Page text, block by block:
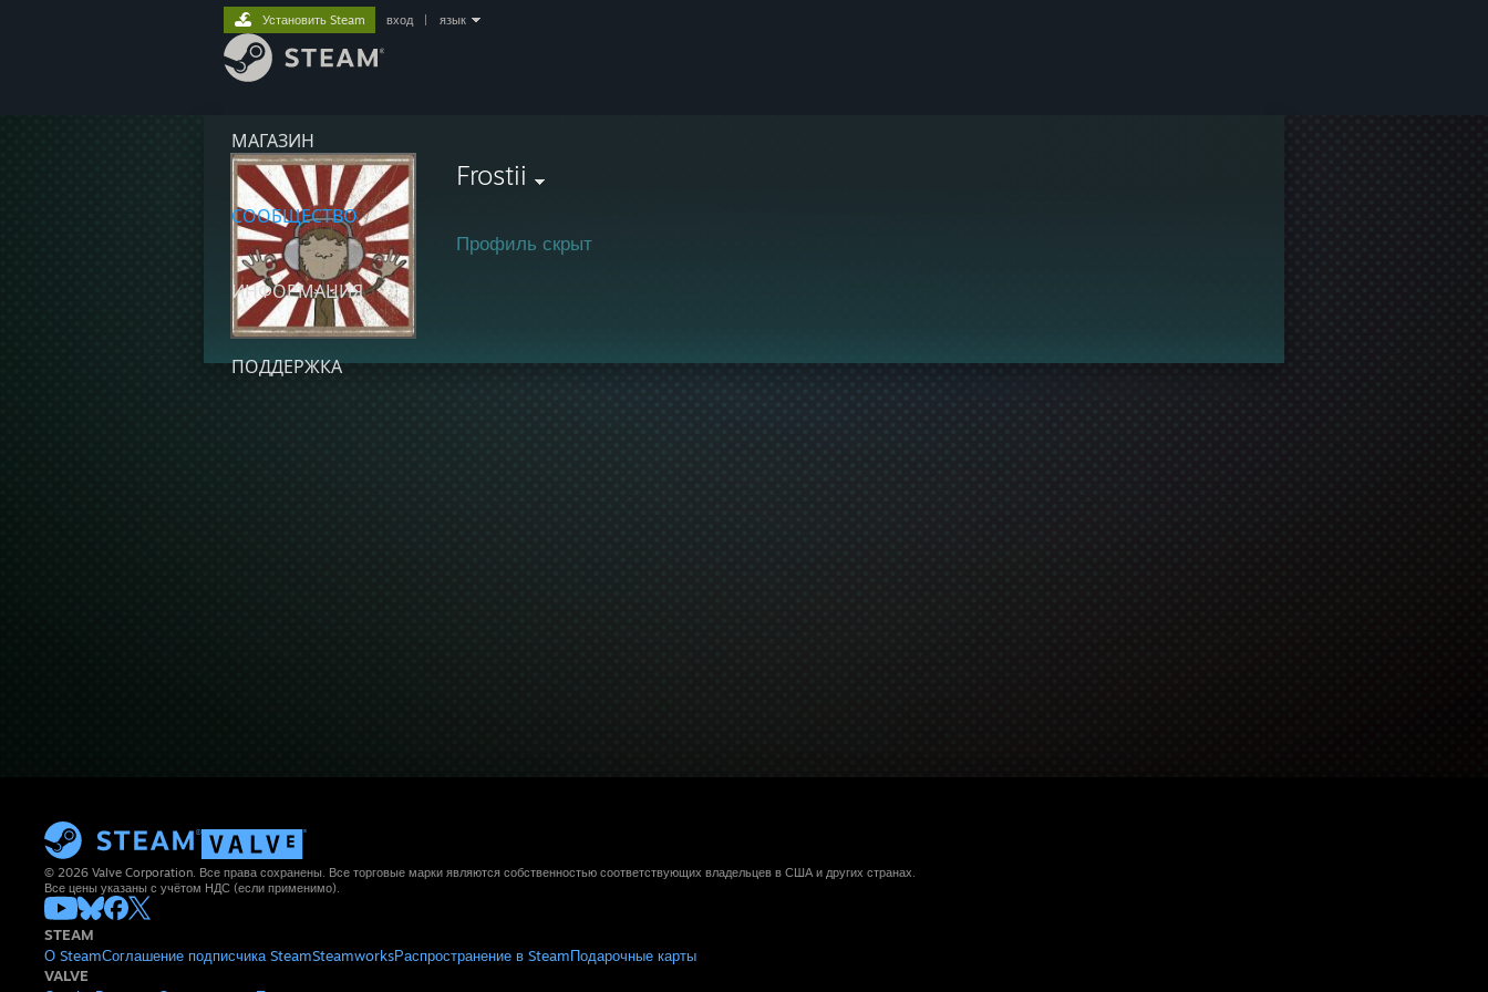
МАГАЗИН
СООБЩЕСТВО
ИНФОРМАЦИЯ
ПОДДЕРЖКА
Установить Steam вход язык
Frostii
Профиль скрыт
© 2026 Valve Corporation. Все права сохранены. Все торговые марки являются собственностью соответствующих владельцев в США и других странах.
Все цены указаны с учётом НДС (если применимо).
STEAM
О SteamСоглашение подписчика SteamSteamworksРаспространение в SteamПодарочные карты
VALVE